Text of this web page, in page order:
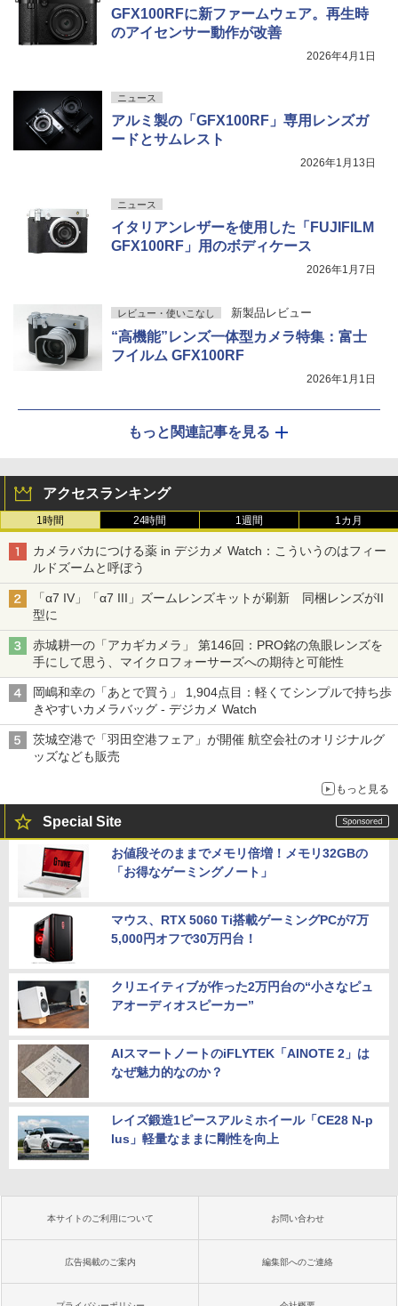
GFX100RFに新ファームウェア。再生時
のアイセンサー動作が改善
2026年4月1日
ニュース
アルミ製の「GFX100RF」専用レンズガ
ードとサムレスト
2026年1月13日
ニュース
イタリアンレザーを使用した「FUJIFILM
GFX100RF」用のボディケース
2026年1月7日
レビュー・使いこなし 新製品レビュー
“高機能”レンズ一体型カメラ特集：富士
フイルム GFX100RF
2026年1月1日
もっと関連記事を見る
アクセスランキング
1時間 24時間 1週間 1カ月
カメラバカにつける薬 in デジカメ Watch：こういうのはフィー
ルドズームと呼ぼう
「α7 IV」「α7 III」ズームレンズキットが刷新 同梱レンズがII
型に
赤城耕一の「アカギカメラ」 第146回：PRO銘の魚眼レンズを
手にして思う、マイクロフォーサーズへの期待と可能性
岡嶋和幸の「あとで買う」 1,904点目：軽くてシンプルで持ち歩
きやすいカメラバッグ - デジカメ Watch
茨城空港で「羽田空港フェア」が開催 航空会社のオリジナルグ
ッズなども販売
もっと見る
Special Site
お値段そのままでメモリ倍増！メモリ32GBの
「お得なゲーミングノート」
マウス、RTX 5060 Ti搭載ゲーミングPCが7万
5,000円オフで30万円台！
クリエイティブが作った2万円台の“小さなピュ
アオーディオスピーカー”
AIスマートノートのiFLYTEK「AINOTE 2」は
なぜ魅力的なのか？
レイズ鍛造1ピースアルミホイール「CE28 N-p
lus」軽量なままに剛性を向上
本サイトのご利用について お問い合わせ
広告掲載のご案内 編集部へのご連絡